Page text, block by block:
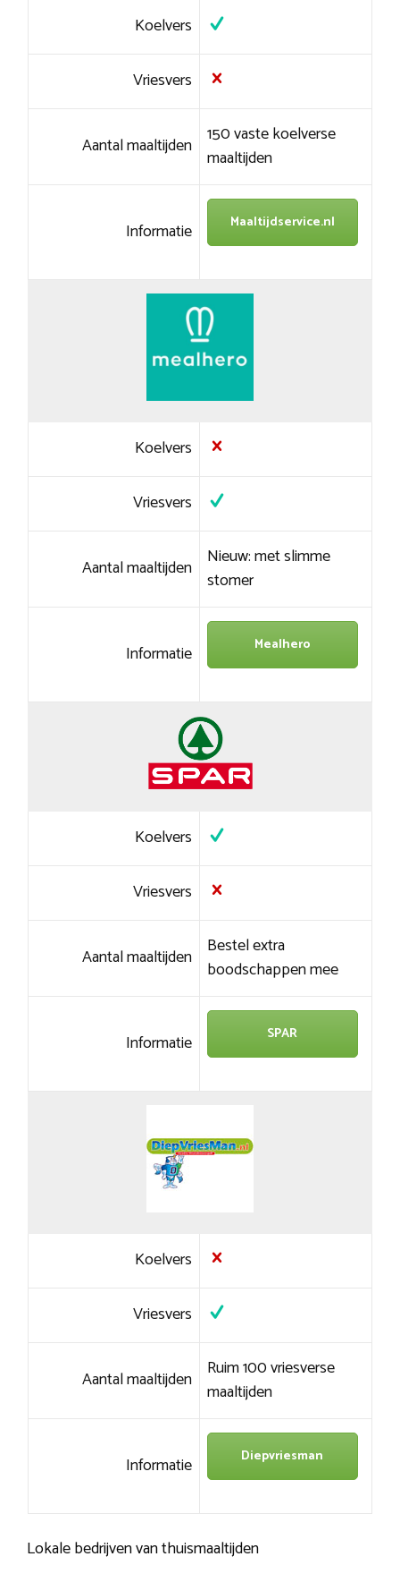
Koelvers
Vriesvers
Aantal maaltijden 150 vaste koelverse
maaltijden
Informatie Maaltijdservice.nl
Koelvers
Vriesvers
Aantal maaltijden Nieuw: met slimme
stomer
Informatie Mealhero
Koelvers
Vriesvers
Aantal maaltijden Bestel extra
boodschappen mee
Informatie SPAR
Koelvers
Vriesvers
Aantal maaltijden Ruim 100 vriesverse
maaltijden
Informatie Diepvriesman
Lokale bedrijven van thuismaaltijden